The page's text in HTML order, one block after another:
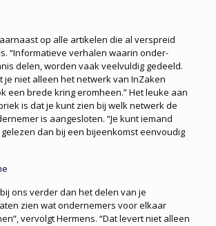
op alle artikelen die al verspreid
“Informatieve verhalen waarin onder­
delen, worden vaak veelvuldig gedeeld.
je niet alleen het netwerk van InZaken
een brede kring eromheen.” Het leuke aan
is dat je kunt zien bij welk netwerk de
is aangesloten. “Je kunt iemand
dan bij een bijeenkomst eenvoudig
ons verder dan het delen van je
zien wat ondernemers voor elkaar
vervolgt Hermens. “Dat levert niet alleen